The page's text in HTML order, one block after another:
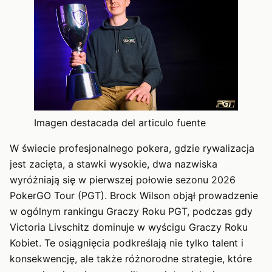
Imagen destacada del articulo fuente
W świecie profesjonalnego pokera, gdzie rywalizacja
jest zacięta, a stawki wysokie, dwa nazwiska
wyróżniają się w pierwszej połowie sezonu 2026
PokerGO Tour (PGT). Brock Wilson objął prowadzenie
w ogólnym rankingu Graczy Roku PGT, podczas gdy
Victoria Livschitz dominuje w wyścigu Graczy Roku
Kobiet. Te osiągnięcia podkreślają nie tylko talent i
konsekwencję, ale także różnorodne strategie, które